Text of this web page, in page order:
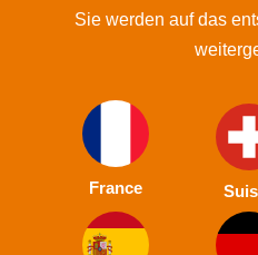
Sie werden auf das
France